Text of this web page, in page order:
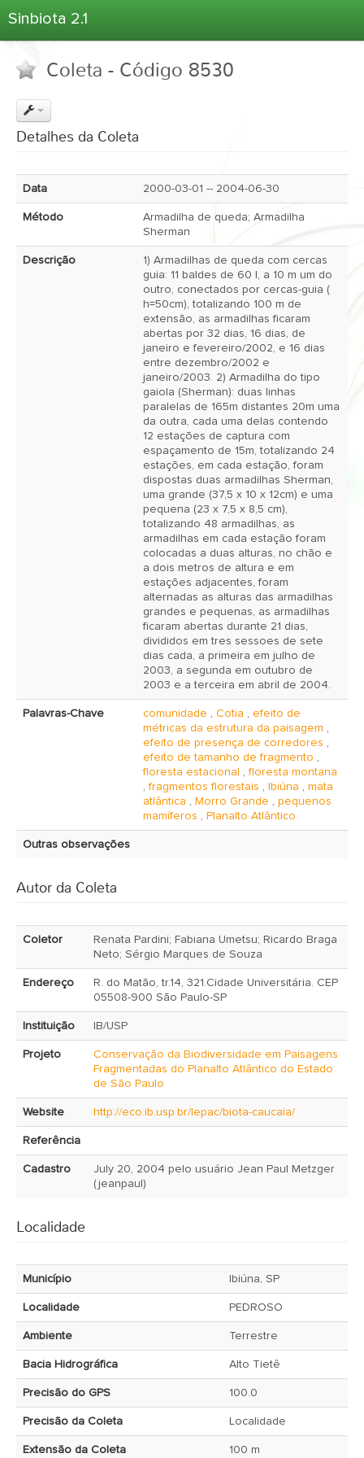
Sinbiota 2.1
Informações Ambientais
Coletas
Atlas 2.1
Sobre o Sinbiota
Coleta - Código 8530
Detalhes da Coleta
Data 2000-03-01 -- 2004-06-30
Método
Armadilha de queda; Armadilha
Sherman
Descrição
1) Armadilhas de queda com cercas
guia: 11 baldes de 60 l, a 10 m um do
outro, conectados por cercas-guia (
h=50cm), totalizando 100 m de
extensão, as armadilhas ficaram
abertas por 32 dias, 16 dias, de
janeiro e fevereiro/2002, e 16 dias
entre dezembro/2002 e
janeiro/2003. 2) Armadilha do tipo
gaiola (Sherman): duas linhas
paralelas de 165m distantes 20m uma
da outra, cada uma delas contendo
12 estações de captura com
espaçamento de 15m, totalizando 24
estações, em cada estação, foram
dispostas duas armadilhas Sherman,
uma grande (37,5 x 10 x 12cm) e uma
pequena (23 x 7,5 x 8,5 cm),
totalizando 48 armadilhas, as
armadilhas em cada estação foram
colocadas a duas alturas, no chão e
a dois metros de altura e em
estações adjacentes, foram
alternadas as alturas das armadilhas
grandes e pequenas, as armadilhas
ficaram abertas durante 21 dias,
divididos em tres sessoes de sete
dias cada, a primeira em julho de
2003, a segunda em outubro de
2003 e a terceira em abril de 2004.
Palavras-Chave comunidade , Cotia , efeito de
métricas da estrutura da paisagem ,
efeito de presença de corredores ,
efeito de tamanho de fragmento ,
floresta estacional
,floresta montana
,fragmentos florestais , Ibiúna , mata
atlântica , Morro Grande , pequenos
mamíferos , Planalto Atlântico
Outras observações
Autor da Coleta
Coletor
Renata Pardini; Fabiana Umetsu; Ricardo Braga
Neto; Sérgio Marques de Souza
Endereço
R. do Matão, tr.14, 321.Cidade Universitária. CEP
05508-900 São Paulo-SP
Instituição IB/USP
Projeto
Conservação da Biodiversidade em Paisagens
Fragmentadas do Planalto Atlântico do Estado
de São Paulo
Website http://eco.ib.usp.br/lepac/biota-caucaia/
Referência
Cadastro
July 20, 2004 pelo usuário Jean Paul Metzger
(jeanpaul)
Localidade
Município Ibiúna, SP
Localidade PEDROSO
Ambiente Terrestre
Bacia Hidrográfica Alto Tietê
Precisão do GPS 100.0
Precisão da Coleta Localidade
Extensão da Coleta 100 m